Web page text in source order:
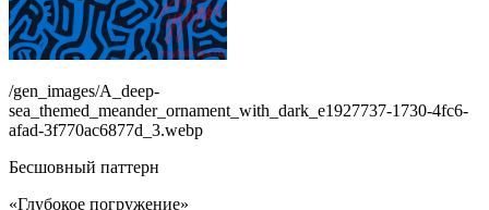
/gen_images/A_deep-
sea_themed_meander_ornament_with_dark_e1927737-1730-4fc6-
afad-3f770ac6877d_3.webp
Бесшовный паттерн
«Глубокое погружение»